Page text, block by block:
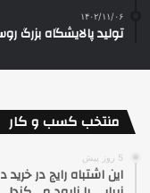
۱۴۰۲/۱۱/۰۶
تولید پالایشگاه بزرگ
منتخب کسب و کار
5 روز پیش
این اشتباه رایج در